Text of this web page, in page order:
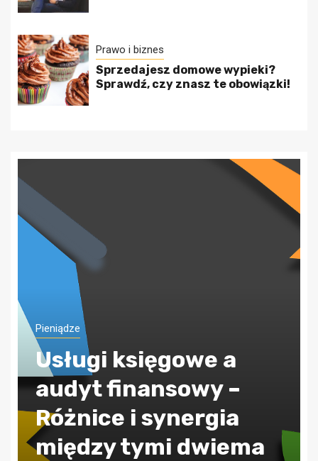
Prawo i biznes
Sprzedajesz domowe wypieki?
Sprawdź, czy znasz te obowiązki!
Pieniądze
ZUS jak poprawnie
obliczać składkę